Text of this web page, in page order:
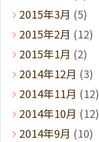
2015年3月 (5)
2015年2月 (12)
2015年1月 (2)
2014年12月 (3)
2014年11月 (12)
2014年10月 (12)
2014年9月 (10)